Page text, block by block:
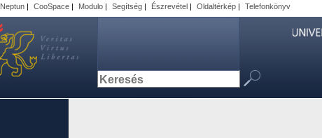
Neptun | CooSpace | Modulo | Segítség | Észrevétel | Oldaltérkép | Telefonkönyv